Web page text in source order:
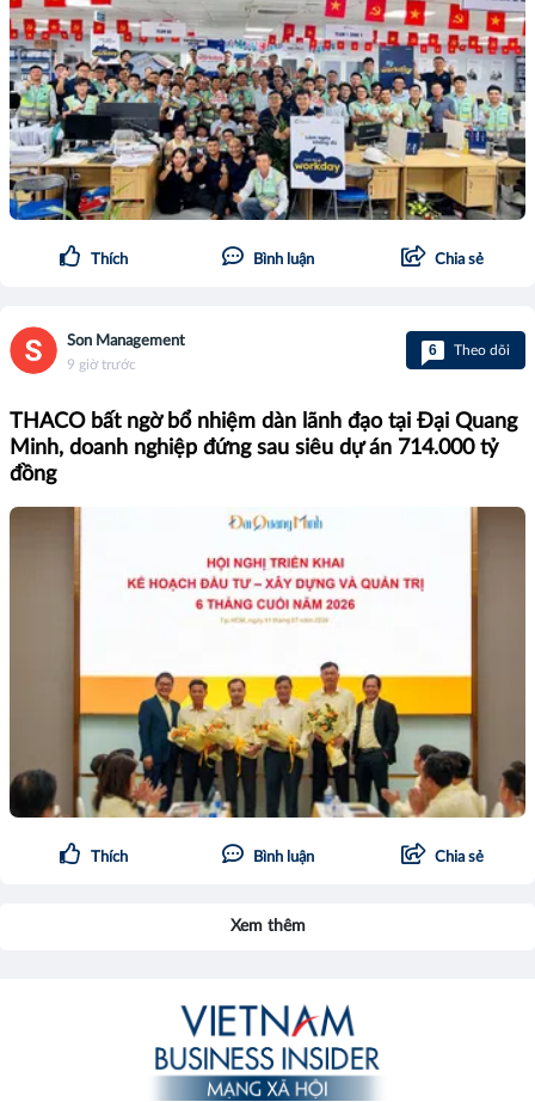
Thích Bình luận Chia sẻ
Son Management
9 giờ trước
6 Theo dõi
THACO bất ngờ bổ nhiệm dàn lãnh đạo tại Đại Quang
Minh, doanh nghiệp đứng sau siêu dự án 714.000 tỷ
đồng
Thích Bình luận Chia sẻ
Xem thêm